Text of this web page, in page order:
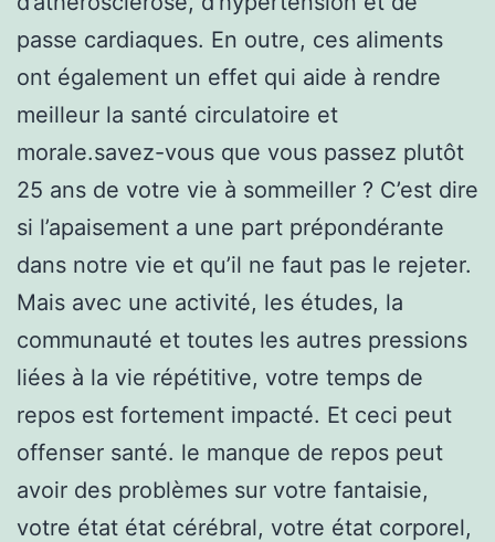
passe cardiaques. En outre, ces aliments
ont également un effet qui aide à rendre
meilleur la santé circulatoire et
morale.savez-vous que vous passez plutôt
25 ans de votre vie à sommeiller ? C’est dire
si l’apaisement a une part prépondérante
dans notre vie et qu’il ne faut pas le rejeter.
Mais avec une activité, les études, la
communauté et toutes les autres pressions
liées à la vie répétitive, votre temps de
repos est fortement impacté. Et ceci peut
offenser santé. le manque de repos peut
avoir des problèmes sur votre fantaisie,
votre état état cérébral, votre état corporel,